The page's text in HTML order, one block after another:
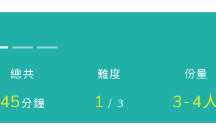
總共
45分鐘
難度
1 / 3
份量
3-4